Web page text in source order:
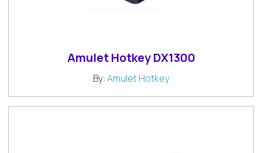
Amulet Hotkey DX1300
By:Amulet Hotkey